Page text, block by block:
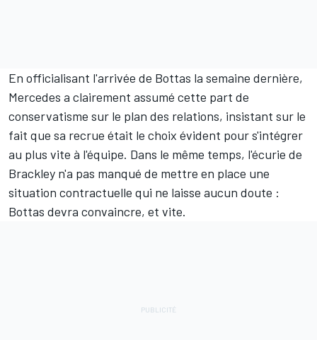
En officialisant l'arrivée de Bottas la semaine dernière,
Mercedes a clairement assumé cette part de
conservatisme sur le plan des relations, insistant sur le
fait que sa recrue était le choix évident pour s'intégrer
au plus vite à l'équipe. Dans le même temps, l'écurie de
Brackley n'a pas manqué de mettre en place une
situation contractuelle qui ne laisse aucun doute :
Bottas devra convaincre, et vite.